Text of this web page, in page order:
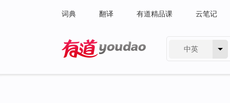
词典 翻译 有道精品课 云笔记
中英